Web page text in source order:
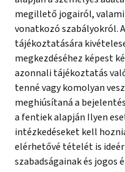
megillető jogairól,
vonatkozó szabályokról.
tájékoztatására
megkezdéséhez képest
azonnali tájékoztatás
tenné vagy komolyan
meghiúsítaná a
a fentiek alapján Ilyen
intézkedéseket kell
elérhetővé tételét is
szabadságainak és jogos